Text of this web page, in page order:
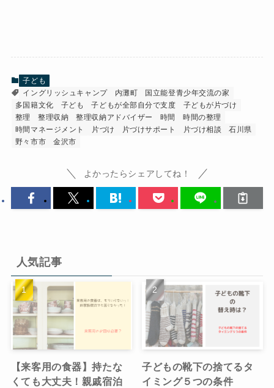
子ども
イングリッシュキャンプ
内灘町
国立能登青少年交流の家
多国籍文化
子ども 子どもが全部自分で支度
子どもが片づけ
整理
整理収納 整理収納アドバイザー 時間
時間の整理
時間マネージメント
片づけ 片づけサポート 片づけ相談
石川県
野々市市
金沢市
よかったらシェアしてね！
人気記事
【来客用の食器】持たな
くても大丈夫！親戚宿泊
子どもの靴下の捨てるタ
イミング５つの条件